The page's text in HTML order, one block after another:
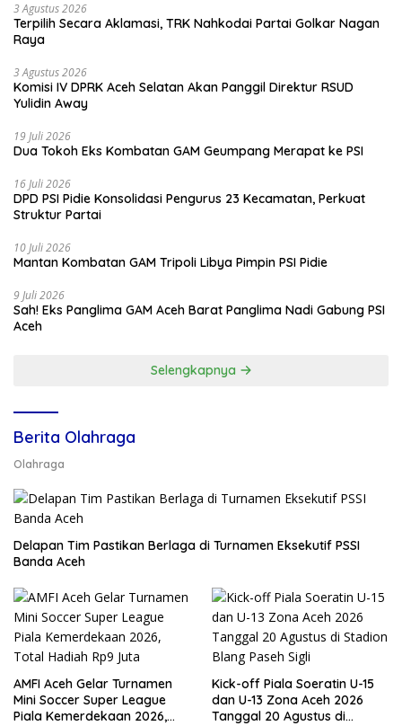
3 Agustus 2026
Terpilih Secara Aklamasi, TRK Nahkodai Partai Golkar Nagan
Raya
3 Agustus 2026
Komisi IV DPRK Aceh Selatan Akan Panggil Direktur RSUD
Yulidin Away
19 Juli 2026
Dua Tokoh Eks Kombatan GAM Geumpang Merapat ke PSI
16 Juli 2026
DPD PSI Pidie Konsolidasi Pengurus 23 Kecamatan, Perkuat
Struktur Partai
10 Juli 2026
Mantan Kombatan GAM Tripoli Libya Pimpin PSI Pidie
9 Juli 2026
Sah! Eks Panglima GAM Aceh Barat Panglima Nadi Gabung PSI
Aceh
Selengkapnya
Berita Olahraga
Olahraga
Delapan Tim Pastikan Berlaga di Turnamen Eksekutif PSSI
Banda Aceh
AMFI Aceh Gelar Turnamen
Mini Soccer Super League
Piala Kemerdekaan 2026,
Kick-off Piala Soeratin U-15
dan U-13 Zona Aceh 2026
Tanggal 20 Agustus di